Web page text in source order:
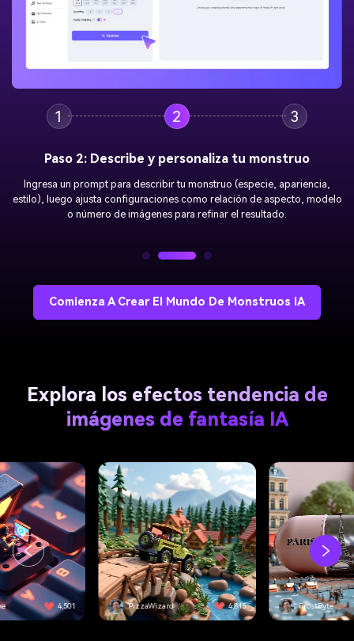
1 2 3
Paso 3: Genera y descarga la foto del monstruo IA
Haz clic en “Generar” para que la IA cree tu monstruo en segundos.
Descarga la imagen de alta calidad al instante y compártela donde
quieras.
Comienza A Crear El Mundo De Monstruos IA
Explora los efectos tendencia de
imágenes de fantasía IA
4,815 FrostByte 3,092 VirtualCore
Crea imágenes IA
ilimitadas. 100 %
gratis!